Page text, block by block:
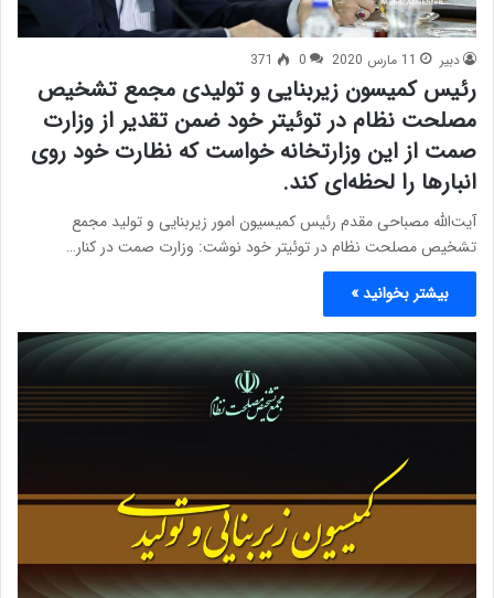
دبیر 11 مارس 2020 0
371
رئیس کمیسون زیربنایی و تولیدی مجمع تشخیص
مصلحت نظام در توئیتر خود ضمن تقدیر از وزارت
صمت از این وزارتخانه خواست که نظارت خود روی
انبارها را لحظه‌ای کند.
آیت‌الله مصباحی مقدم رئیس کمیسیون امور زیربنایی و تولید مجمع
تشخیص مصلحت نظام در توئیتر خود نوشت: وزارت صمت در کنار…
بیشتر بخوانید »